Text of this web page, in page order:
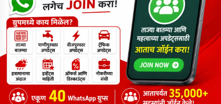
Short News
ThemeNcode PDF Viewer SC [Do not Delete]
वाचकांना विनम्र सूचना
Nashik Calling - Nashik News in MarathiCopyright © 2026.Copyrights